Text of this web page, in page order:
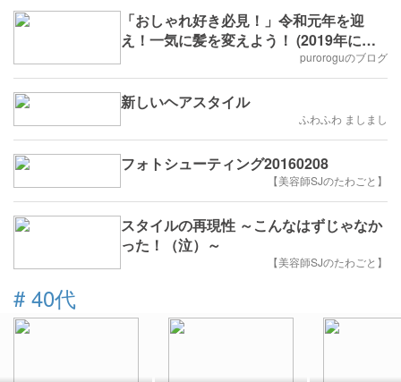
「おしゃれ好き必見！」令和元年を迎
え！一気に髪を変えよう！ (2019年にピ
ッタリの人気ヘアスタイルまとめ)puroroguのブログ
新しいヘアスタイル
ふわふわ ましまし
フォトシューティング20160208
【美容師SJのたわごと】
スタイルの再現性 ～こんなはずじゃなか
った！（泣）～
【美容師SJのたわごと】
# 40代